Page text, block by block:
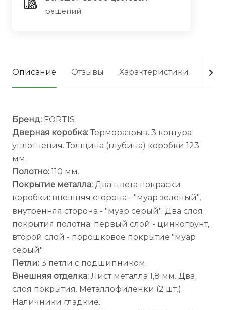
решений
Описание Отзывы Характеристики
Бренд: FORTIS
Дверная коробка: Терморазрыв. 3 контура
уплотнения. Толщина (глубина) коробки 123
мм.
Полотно: 110 мм.
Покрытие металла: Два цвета покраски
коробки: внешняя сторона - "муар зеленый",
внутренняя сторона - "муар серый". Два слоя
покрытия полотна: первый слой - цинкогрунт,
второй слой - порошковое покрытие "муар
серый".
Петли: 3 петли с подшипником.
Внешняя отделка: Лист металла 1,8 мм. Два
слоя покрытия. Металлофиленки (2 шт.).
Наличники гладкие.